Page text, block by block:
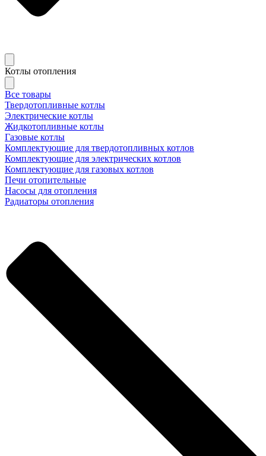
Котлы отопления
Все товары
Твердотопливные котлы
Электрические котлы
Жидкотопливные котлы
Газовые котлы
Комплектующие для твердотопливных котлов
Комплектующие для электрических котлов
Комплектующие для газовых котлов
Печи отопительные
Насосы для отопления
Радиаторы отопления